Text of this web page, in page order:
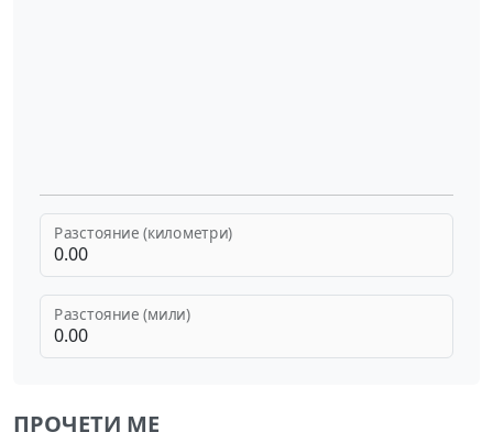
Разстояние (километри)
Разстояние (мили)
ПРОЧЕТИ МЕ